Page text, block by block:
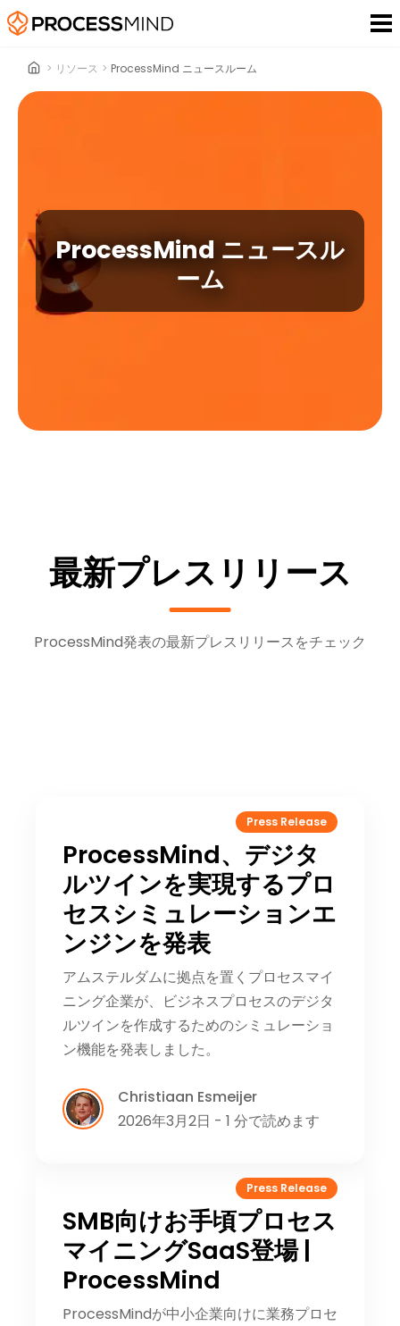
> リソース > ProcessMind ニュースルーム
ProcessMind ニュースル
ーム
最新プレスリリース
ProcessMind発表の最新プレスリリースをチェック
Press Release
ProcessMind、デジタ
ルツインを実現するプロ
セスシミュレーションエ
ンジンを発表
アムステルダムに拠点を置くプロセスマイ
ニング企業が、ビジネスプロセスのデジタ
ルツインを作成するためのシミュレーショ
ン機能を発表しました。
Christiaan Esmeijer
2026年3月2日 - 1 分で読めます
Press Release
SMB向けお手頃プロセス
マイニングSaaS登場 |
ProcessMind
ProcessMindが中小企業向けに業務プロセ